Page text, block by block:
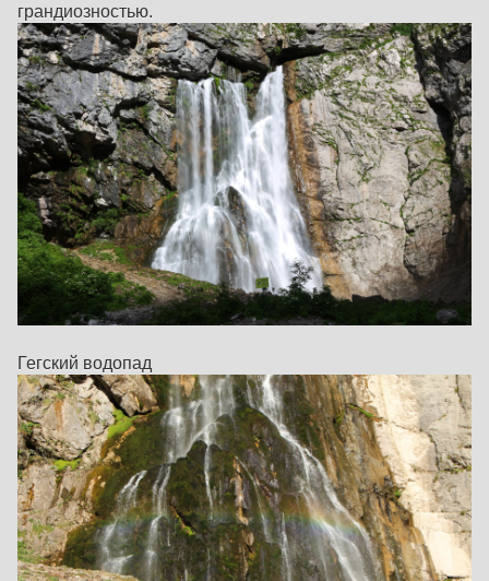
грандиозностью.
Гегский водопад